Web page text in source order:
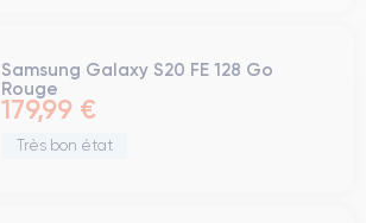
Samsung Galaxy S20 FE 128 Go
Rouge
179,99 €
Très bon état